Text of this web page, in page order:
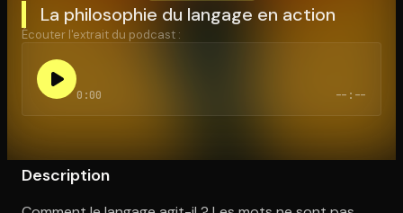
Ouvre l'app Appareil photo, pointe sur le code. C'est gratuit à
La philosophie du langage en action
Écouter l'extrait du podcast :
0:00 --:--
Description